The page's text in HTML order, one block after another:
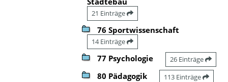
21 Einträge
76 Sportwissenschaft
14 Einträge
77 Psychologie 26 Einträge
80 Pädagogik 113 Einträge